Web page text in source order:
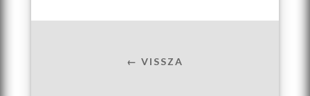
← VISSZA